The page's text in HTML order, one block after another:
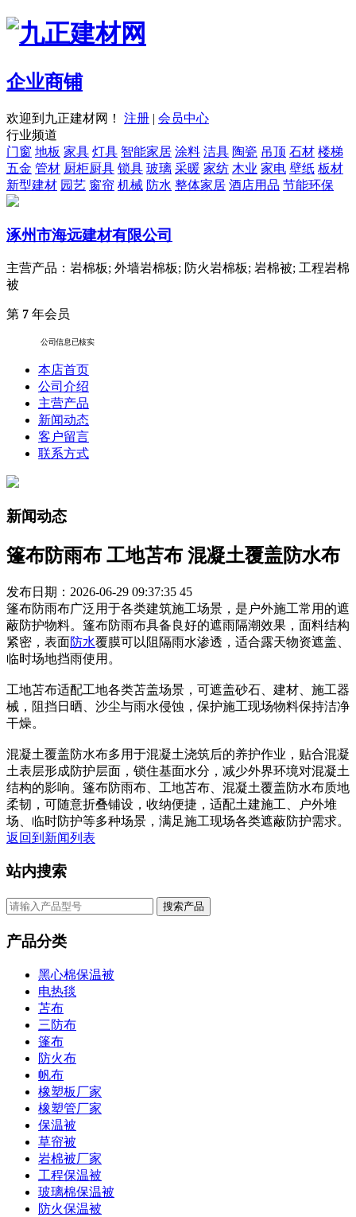
企业商铺
欢迎到九正建材网！ 注册 | 会员中心
行业频道
门窗 地板 家具 灯具 智能家居 涂料 洁具 陶瓷 吊顶 石材 楼梯
五金 管材 厨柜厨具 锁具 玻璃 采暖 家纺 木业 家电 壁纸 板材
新型建材 园艺 窗帘 机械 防水 整体家居 酒店用品 节能环保
涿州市海远建材有限公司
主营产品：岩棉板; 外墙岩棉板; 防火岩棉板; 岩棉被; 工程岩棉
被
第 7 年会员
公司信息已核实
本店首页
公司介绍
主营产品
新闻动态
客户留言
联系方式
新闻动态
篷布防雨布 工地苫布 混凝土覆盖防水布
发布日期：2026-06-29 09:37:35 45
篷布防雨布广泛用于各类建筑施工场景，是户外施工常用的遮
蔽防护物料。篷布防雨布具备良好的遮雨隔潮效果，面料结构
紧密，表面防水覆膜可以阻隔雨水渗透，适合露天物资遮盖、
临时场地挡雨使用。
工地苫布适配工地各类苫盖场景，可遮盖砂石、建材、施工器
械，阻挡日晒、沙尘与雨水侵蚀，保护施工现场物料保持洁净
干燥。
混凝土覆盖防水布多用于混凝土浇筑后的养护作业，贴合混凝
土表层形成防护层面，锁住基面水分，减少外界环境对混凝土
结构的影响。篷布防雨布、工地苫布、混凝土覆盖防水布质地
柔韧，可随意折叠铺设，收纳便捷，适配土建施工、户外堆
场、临时防护等多种场景，满足施工现场各类遮蔽防护需求。
返回到新闻列表
站内搜索
搜索产品
产品分类
黑心棉保温被
电热毯
苫布
三防布
篷布
防火布
帆布
橡塑板厂家
橡塑管厂家
保温被
草帘被
岩棉被厂家
工程保温被
玻璃棉保温被
防火保温被